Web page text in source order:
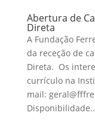
Abertura de
Direta
A Fundação
da receção de
Direta. Os
currículo na
mail: